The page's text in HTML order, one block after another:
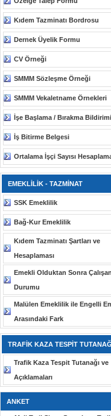
Kıdem Tazminatı Bordrosu
Dernek Üyelik Formu
CV Örneği
SMMM Sözleşme Örneği
SMMM Vekaletname Örnekleri
İşe Başlama / Bırakma Bildirimi
İş Bitirme Belgesi
Ortalama İşçi Sayısı
EMEKLİLİK - TAZMİNAT
SSK Emeklilik
Bağ-Kur Emeklilik
Kıdem Tazminatı Şartları ve
Hesaplaması
Emekli Olduktan Sonra
Durumu
Malülen Emeklilik ile Engelli
Arasındaki Fark
TRAFİK KAZA TESPİT
Trafik Kaza Tespit Tutanağı ve
Açıklamaları
ANKET